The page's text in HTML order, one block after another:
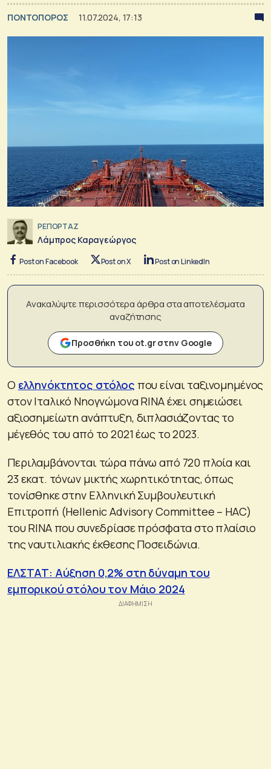
ΠΟΝΤΟΠΟΡΟΣ 11.07.2024, 17:13
ΡΕΠΟΡΤΑΖ
Λάμπρος Καραγεώργος
Post on Facebook Post on X Post on LinkedIn
Ανακαλύψτε περισσότερα άρθρα στα αποτελέσματα
αναζήτησης
Προσθήκη του ot.gr στην Google
Ο ελληνόκτητος στόλος που είναι ταξινομημένος
στον Ιταλικό Νηογνώμονα RINA έχει σημειώσει
αξιοσημείωτη ανάπτυξη, διπλασιάζοντας το
μέγεθός του από το 2021 έως το 2023.
Περιλαμβάνονται τώρα πάνω από 720 πλοία και
23 εκατ. τόνων μικτής χωρητικότητας, όπως
τονίσθηκε στην Ελληνική Συμβουλευτική
Επιτροπή (Hellenic Advisory Committee – HAC)
του RINA που συνεδρίασε πρόσφατα στο πλαίσιο
της ναυτιλιακής έκθεσης Ποσειδώνια.
ΕΛΣΤΑΤ: Αύξηση 0,2% στη δύναμη του
εμπορικού στόλου τον Μάιο 2024